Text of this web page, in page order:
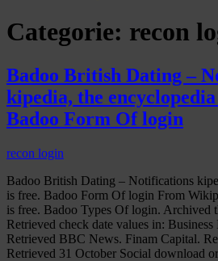
Categorie: recon
Badoo British Dating –
kipedia, the
Badoo Form Of login
recon login
Badoo British Dating – Notifications
is free. Badoo Form Of login From
is free. Badoo Types Of login. Archived
Retrieved check date values in: Business
Retrieved BBC News. Finam Capital.
Retrieved 31 October Social download